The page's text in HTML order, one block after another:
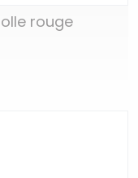
rouge